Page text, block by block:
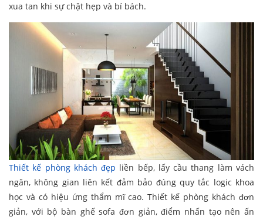
xua tan khi sự chật hẹp và bí bách.
Thiết kế phòng khách đẹp liền bếp, lấy cầu thang làm vách
ngăn, không gian liên kết đảm bảo đúng quy tắc logic khoa
học và có hiệu ứng thẩm mĩ cao. Thiết kế phòng khách đơn
giản, với bộ bàn ghế sofa đơn giản, điểm nhấn tạo nên ấn